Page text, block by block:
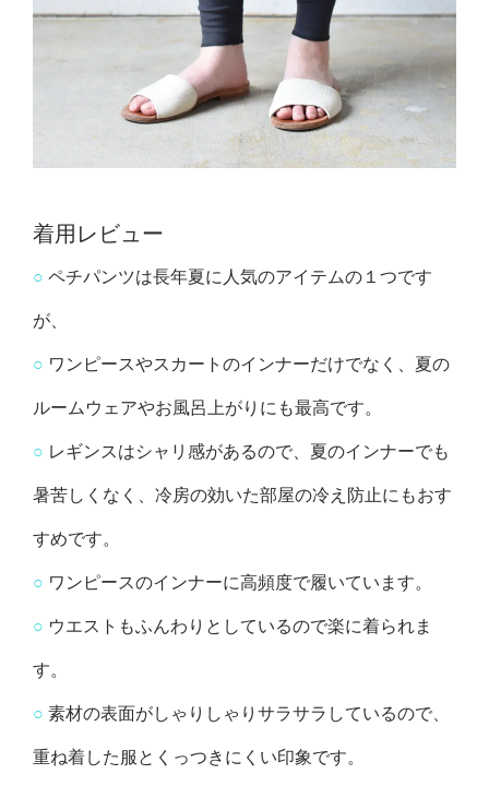
着用レビュー
○ ペチパンツは長年夏に人気のアイテムの１つです
が、
○ ワンピースやスカートのインナーだけでなく、夏の
ルームウェアやお風呂上がりにも最高です。
○ レギンスはシャリ感があるので、夏のインナーでも
暑苦しくなく、冷房の効いた部屋の冷え防止にもおす
すめです。
○ ワンピースのインナーに高頻度で履いています。
○ ウエストもふんわりとしているので楽に着られま
す。
○ 素材の表面がしゃりしゃりサラサラしているので、
重ね着した服とくっつきにくい印象です。